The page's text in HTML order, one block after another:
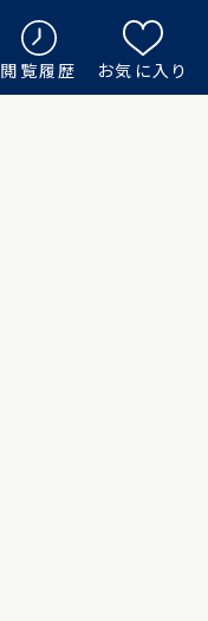
閲覧履歴
お気に入り